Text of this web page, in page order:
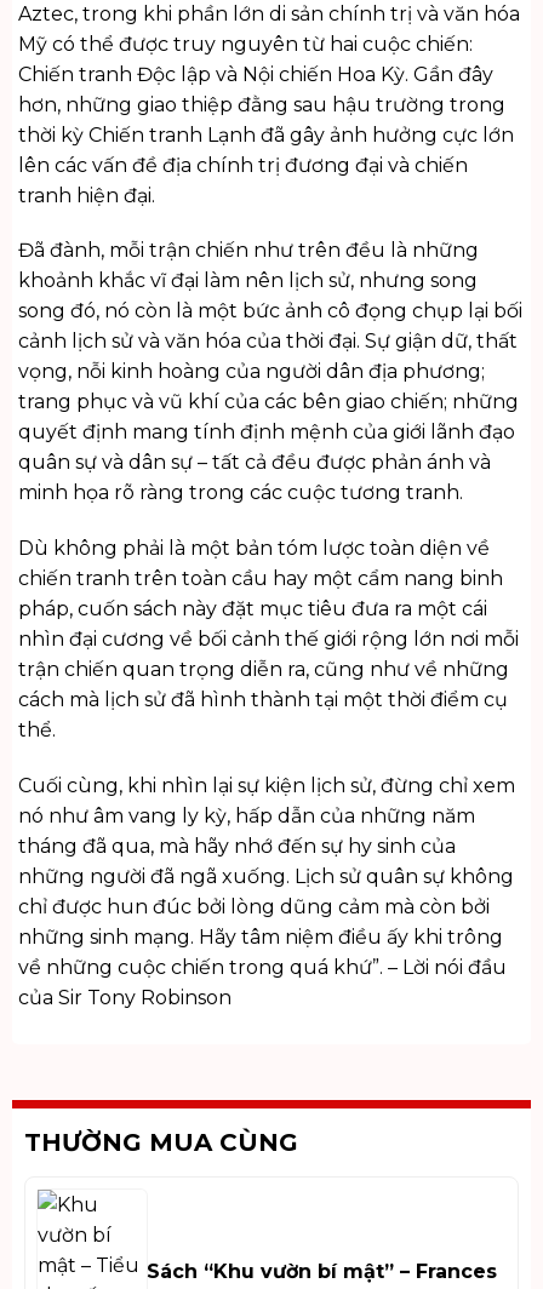
Aztec, trong khi phần lớn di sản chính trị và văn hóa
Mỹ có thể được truy nguyên từ hai cuộc chiến:
Chiến tranh Độc lập và Nội chiến Hoa Kỳ. Gần đây
hơn, những giao thiệp đằng sau hậu trường trong
thời kỳ Chiến tranh Lạnh đã gây ảnh hưởng cực lớn
lên các vấn đề địa chính trị đương đại và chiến
tranh hiện đại.
Đã đành, mỗi trận chiến như trên đều là những
khoảnh khắc vĩ đại làm nên lịch sử, nhưng song
song đó, nó còn là một bức ảnh cô đọng chụp lại bối
cảnh lịch sử và văn hóa của thời đại. Sự giận dữ, thất
vọng, nỗi kinh hoàng của người dân địa phương;
trang phục và vũ khí của các bên giao chiến; những
quyết định mang tính định mệnh của giới lãnh đạo
quân sự và dân sự – tất cả đều được phản ánh và
minh họa rõ ràng trong các cuộc tương tranh.
Dù không phải là một bản tóm lược toàn diện về
chiến tranh trên toàn cầu hay một cẩm nang binh
pháp, cuốn sách này đặt mục tiêu đưa ra một cái
nhìn đại cương về bối cảnh thế giới rộng lớn nơi mỗi
trận chiến quan trọng diễn ra, cũng như về những
cách mà lịch sử đã hình thành tại một thời điểm cụ
thể.
Cuối cùng, khi nhìn lại sự kiện lịch sử, đừng chỉ xem
nó như âm vang ly kỳ, hấp dẫn của những năm
tháng đã qua, mà hãy nhớ đến sự hy sinh của
những người đã ngã xuống. Lịch sử quân sự không
chỉ được hun đúc bởi lòng dũng cảm mà còn bởi
những sinh mạng. Hãy tâm niệm điều ấy khi trông
về những cuộc chiến trong quá khứ”. – Lời nói đầu
của Sir Tony Robinson
THƯỜNG MUA CÙNG
Sách “Khu vườn bí mật” – Frances